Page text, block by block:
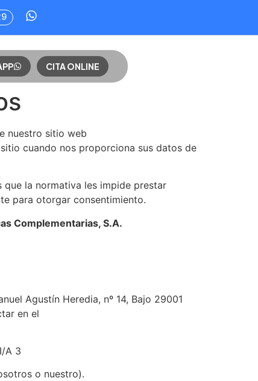
CITA ONLINE
nuestro sitio web
cuando nos proporciona sus datos de
la normativa les impide prestar
para otorgar consentimiento.
Complementarias, S.A.
Agustín Heredia, nº 14, Bajo 29001
en el
A 3
o nuestro).